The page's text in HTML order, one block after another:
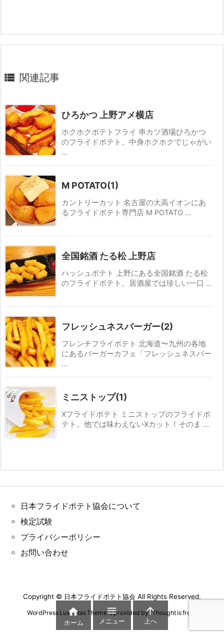
 関連記事
ひろかつ 上野アメ横店
ホクホクポテトフライ 串カツ酒場ひろかつ
のフライドポテト。中身ホクホクでじゃがい
...
M POTATO(1)
カントリーカット 名古屋の大高イオンにあ
るフライドポテト専門店 M POTATO ...
全国銘酒 たる松 上野店
ハッシュポテト 上野にある全国銘酒 たる松
のフライドポテト。居酒屋では珍しい一口 ...
フレッシュネスバーガー(2)
フレンチフライポテト 北海道〜九州の各地
にあるバーガーカフェ「フレッシュネスバー
...
ミニストップ(1)
Xフライドポテト ミニストップのフライドポ
テト。他では味わえないXカット！そのま ...
日本フライドポテト協会について
検定試験
プライバシーポリシー
お問い合わせ
Copyright © 日本フライドポテト協会 All Rights Reserved.
WordPress Luxeritas Theme is provided by "Thought is free

ホーム

メニュー

上へ